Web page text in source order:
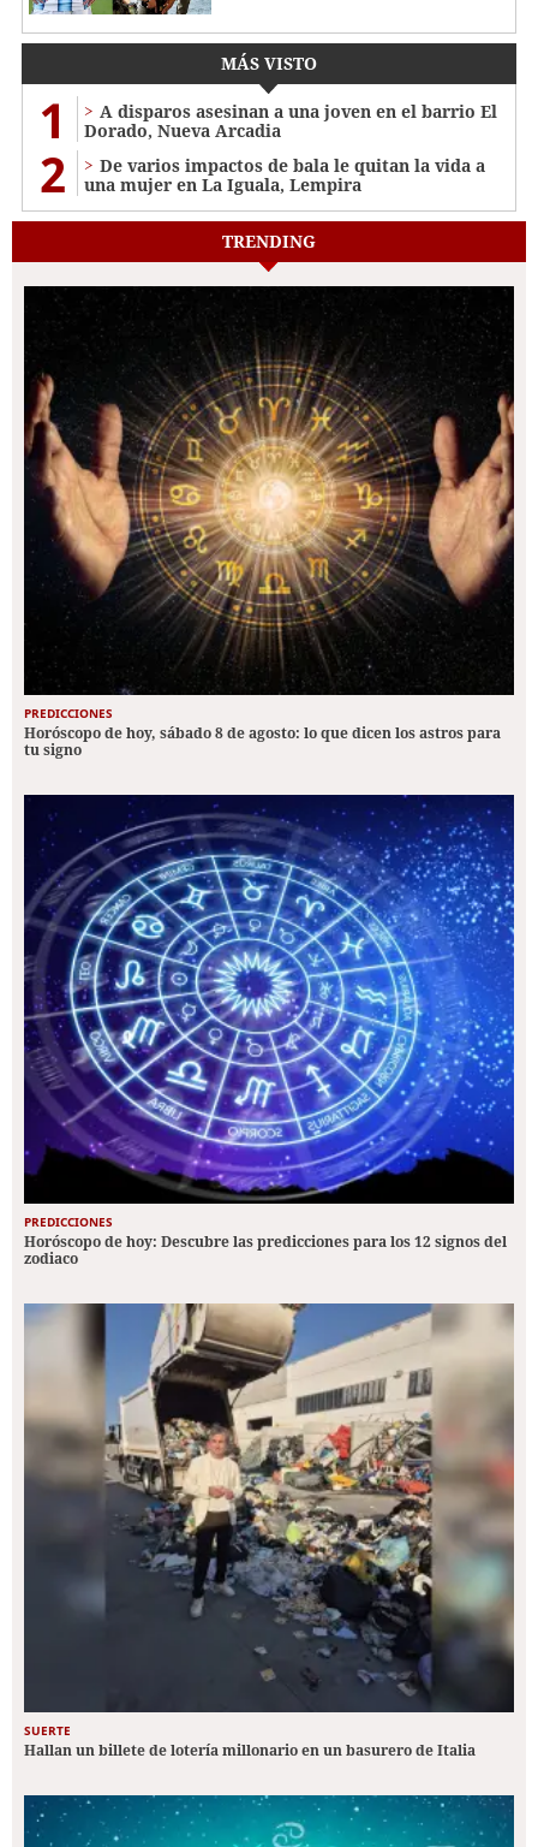
MÁS VISTO
1
A disparos asesinan a una joven en el barrio El
Dorado, Nueva Arcadia
2
De varios impactos de bala le quitan la vida a
una mujer en La Iguala, Lempira
TRENDING
PREDICCIONES
Horóscopo de hoy, sábado 8 de agosto: lo que dicen los astros para
tu signo
PREDICCIONES
Horóscopo de hoy: Descubre las predicciones para los 12 signos del
zodiaco
SUERTE
Hallan un billete de lotería millonario en un basurero de Italia